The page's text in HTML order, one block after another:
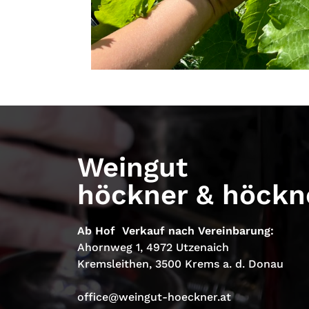
Weingut
höckner &
Ab Hof Verkauf nach Vereinbarung:
Ahornweg 1, 4972 Utzenaich
Kremsleithen, 3500 Krems a. d. Donau
office@weingut-hoeckner.at